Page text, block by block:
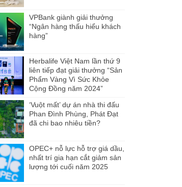
VPBank giành giải thưởng
“Ngân hàng thấu hiểu khách
hàng”
Herbalife Việt Nam lần thứ 9
liên tiếp đạt giải thưởng “Sản
Phẩm Vàng Vì Sức Khỏe
Cộng Đồng năm 2024”
‘Vuột mất’ dự án nhà thi đấu
Phan Đình Phùng, Phát Đạt
đã chi bao nhiêu tiền?
OPEC+ nỗ lực hỗ trợ giá dầu,
nhất trí gia hạn cắt giảm sản
lượng tới cuối năm 2025